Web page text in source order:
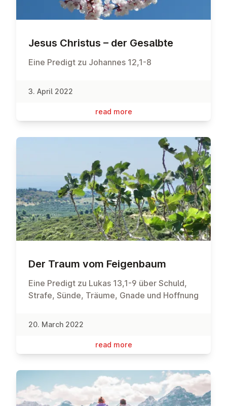
Jesus Christus – der Gesalbte
Eine Predigt zu Johannes 12,1-8
3. April 2022
read more
Der Traum vom Fei­gen­baum
Eine Predigt zu Lukas 13,1-9 über Schuld,
Strafe, Sünde, Träume, Gnade und Hoffnung
20. March 2022
read more